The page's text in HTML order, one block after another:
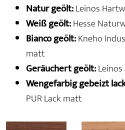
Natur geölt:Leinos
Weiß geölt:Hesse
Bianco geölt:Kneho
matt
Geräuchert geölt:
Wengefarbig gebeizt
PUR Lack matt